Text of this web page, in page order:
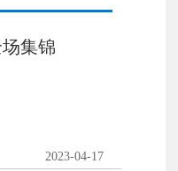
集锦
2023-04-17